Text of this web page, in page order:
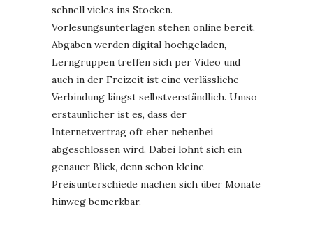
schnell vieles ins Stocken.
Vorlesungsunterlagen stehen online bereit,
Abgaben werden digital hochgeladen,
Lerngruppen treffen sich per Video und
auch in der Freizeit ist eine verlässliche
Verbindung längst selbstverständlich. Umso
erstaunlicher ist es, dass der
Internetvertrag oft eher nebenbei
abgeschlossen wird. Dabei lohnt sich ein
genauer Blick, denn schon kleine
Preisunterschiede machen sich über Monate
hinweg bemerkbar.